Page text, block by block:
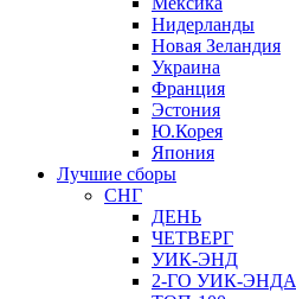
Нидерланды
Новая Зеландия
Украина
Франция
Эстония
Ю.Корея
Япония
Лучшие сборы
СНГ
ДЕНЬ
ЧЕТВЕРГ
УИК-ЭНД
2-ГО УИК-ЭНДА